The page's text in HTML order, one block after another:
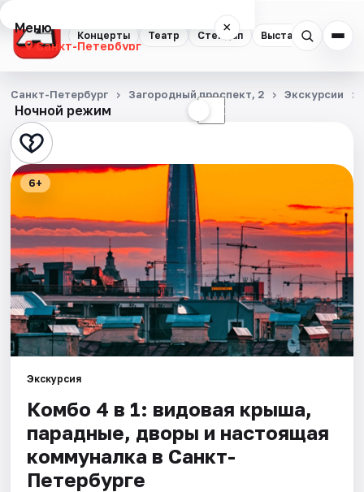
Концерты Театр Стендап Выставки
Меню ×
Санкт-Петербург
Концерты
Театр
Стендап
Квесты
Экскурсии
Спорт
События
Города
Площадки
Артисты
Ночной режим ☾
Санкт-Петербург Загородный проспект, 2 Экскурсии
6+
Экскурсия
Комбо 4 в 1: видовая крыша,
парадные, дворы и настоящая
коммуналка в Санкт-
Петербурге